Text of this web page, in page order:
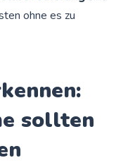
ohne es zu
sollten